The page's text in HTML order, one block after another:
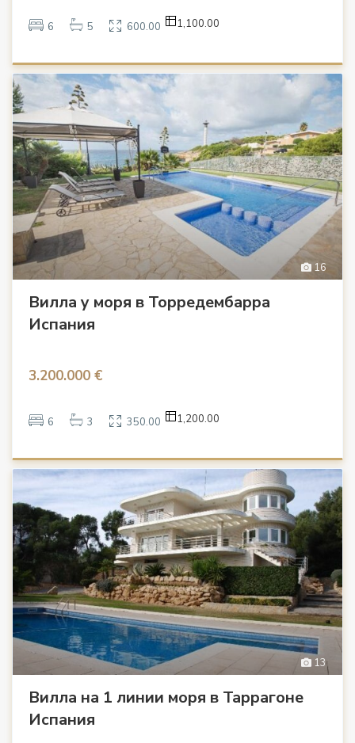
6 5 600.00 1,100.00
16
Вилла у моря в Торредембарра
Испания
3.200.000 €
6 3 350.00 1,200.00
13
Вилла на 1 линии моря в Таррагоне
Испания